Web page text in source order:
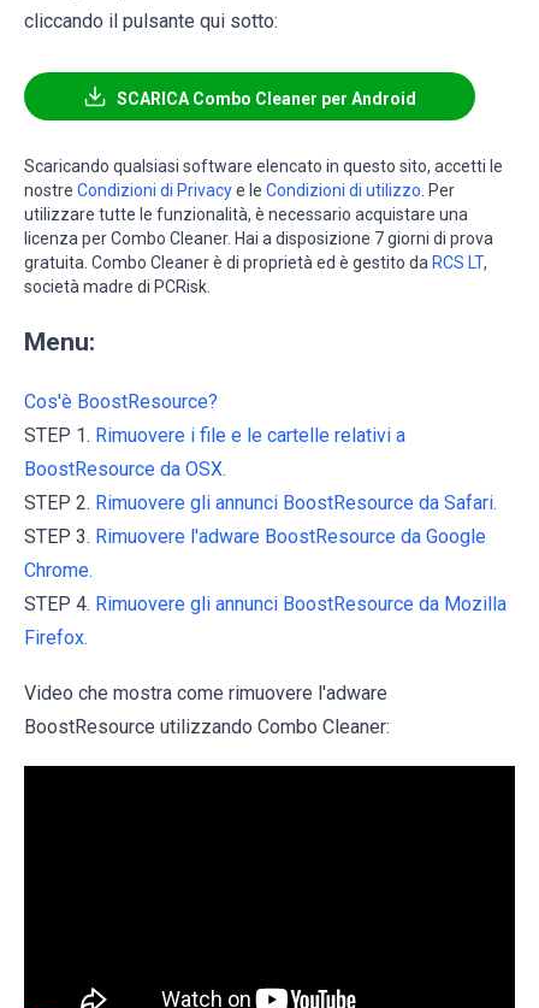
cliccando il pulsante qui sotto:
SCARICA Combo Cleaner per Android
Scaricando qualsiasi software elencato in questo sito, accetti le
nostre Condizioni di Privacye le Condizioni di utilizzo . Per
utilizzare tutte le funzionalità, è necessario acquistare una
licenza per Combo Cleaner. Hai a disposizione 7 giorni di prova
gratuita. Combo Cleaner è di proprietà ed è gestito da RCS LT,
società madre di PCRisk.
Menu:
Cos'è BoostResource?
STEP 1. Rimuovere i file e le cartelle relativi a
BoostResource da OSX.
STEP 2. Rimuovere gli annunci BoostResource da Safari.
STEP 3. Rimuovere l'adware BoostResource da Google
Chrome.
STEP 4. Rimuovere gli annunci BoostResource da Mozilla
Firefox.
Video che mostra come rimuovere l'adware
BoostResource utilizzando Combo Cleaner: